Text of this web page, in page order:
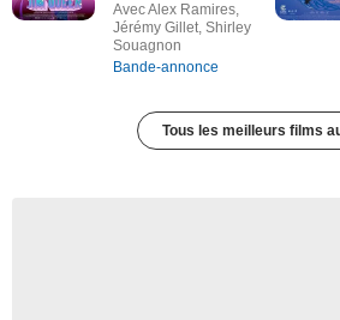
Avec Alex Ramires,
Jérémy Gillet, Shirley
Souagnon
Bande-annonce
Tous les meilleurs films